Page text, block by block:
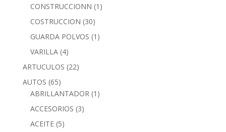
CONSTRUCCIONN (1)
COSTRUCCION (30)
GUARDA POLVOS (1)
VARILLA (4)
ARTUCULOS (22)
AUTOS (65)
ABRILLANTADOR (1)
ACCESORIOS (3)
ACEITE (5)